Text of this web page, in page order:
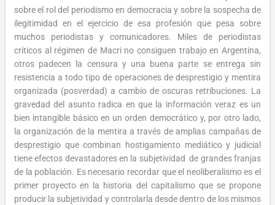
sobre el rol del periodismo en democracia y sobre la sospecha de
ilegitimidad en el ejercicio de esa profesión que pesa sobre
muchos periodistas y comunicadores. Miles de periodistas
críticos al régimen de Macri no consiguen trabajo en Argentina,
otros padecen la censura y una buena parte se entrega sin
resistencia a todo tipo de operaciones de desprestigio y mentira
organizada (posverdad) a cambio de oscuras retribuciones. La
gravedad del asunto radica en que la información veraz es un
bien intangible básico en un orden democrático y, por otro lado,
la organización de la mentira a través de amplias campañas de
desprestigio que combinan hostigamiento mediático y judicial
tiene efectos devastadores en la subjetividad de grandes franjas
de la población. Es necesario recordar que el neoliberalismo es el
primer proyecto en la historia del capitalismo que se propone
producir la subjetividad y controlarla desde dentro de los mismos